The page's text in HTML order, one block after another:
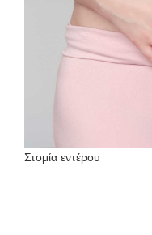
Στομία εντέρου